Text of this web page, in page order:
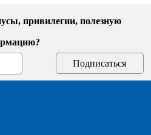
привилегии, полезную